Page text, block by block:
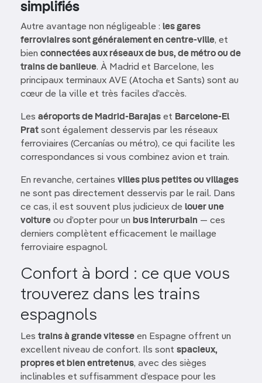
simplifiés
Autre avantage non négligeable : les gares
ferroviaires sont généralement en centre-ville, et
bien connectées aux réseaux de bus, de métro ou de
trains de banlieue. À Madrid et Barcelone, les
principaux terminaux AVE (Atocha et Sants) sont au
cœur de la ville et très faciles d’accès.
Les aéroports de Madrid-Barajas et Barcelone-El
Prat sont également desservis par les réseaux
ferroviaires (Cercanías ou métro), ce qui facilite les
correspondances si vous combinez avion et train.
En revanche, certaines villes plus petites ou villages
ne sont pas directement desservis par le rail. Dans
ce cas, il est souvent plus judicieux de louer une
voiture ou d’opter pour un bus interurbain — ces
derniers complètent efficacement le maillage
ferroviaire espagnol.
Confort à bord : ce que vous
trouverez dans les trains
espagnols
Les trains à grande vitesse en Espagne offrent un
excellent niveau de confort. Ils sont spacieux,
propres et bien entretenus, avec des sièges
inclinables et suffisamment d’espace pour les